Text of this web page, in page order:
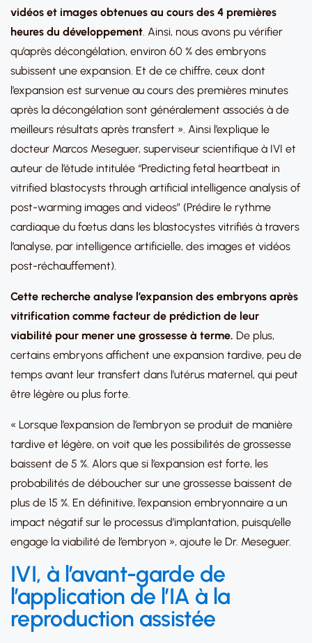
vidéos et images obtenues au cours des 4 premières
heures du développement. Ainsi, nous avons pu vérifier
qu’après décongélation, environ 60 % des embryons
subissent une expansion. Et de ce chiffre, ceux dont
l’expansion est survenue au cours des premières minutes
après la décongélation sont généralement associés à de
meilleurs résultats après transfert ». Ainsi l’explique le
docteur Marcos Meseguer, superviseur scientifique à IVI et
auteur de l’étude intitulée “Predicting fetal heartbeat in
vitrified blastocysts through artificial intelligence analysis of
post-warming images and videos” (Prédire le rythme
cardiaque du fœtus dans les blastocystes vitrifiés à travers
l’analyse, par intelligence artificielle, des images et vidéos
post-réchauffement).
Cette recherche analyse l’expansion des embryons après
vitrification comme facteur de prédiction de leur
viabilité pour mener une grossesse à terme. De plus,
certains embryons affichent une expansion tardive, peu de
temps avant leur transfert dans l’utérus maternel, qui peut
être légère ou plus forte.
« Lorsque l’expansion de l’embryon se produit de manière
tardive et légère, on voit que les possibilités de grossesse
baissent de 5 %. Alors que si l’expansion est forte, les
probabilités de déboucher sur une grossesse baissent de
plus de 15 %. En définitive, l’expansion embryonnaire a un
impact négatif sur le processus d’implantation, puisqu’elle
engage la viabilité de l’embryon », ajoute le Dr. Meseguer.
IVI, à l’avant-garde de
l’application de l’IA à la
reproduction assistée